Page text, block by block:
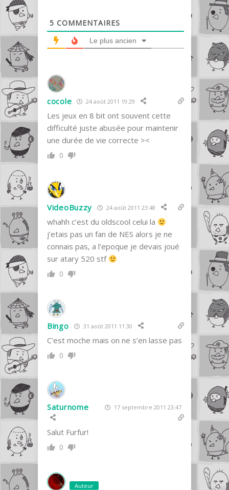
5 COMMENTAIRES
Le plus ancien
cocole 24 août 2011 19:29
Les jeux en 8 bit ont souvent cette
difficulté juste abusée pour maintenir
une durée de vie correcte ><
0
VideoBuzzy 24 août 2011 23:48
whahh c’est du oldscool celui la
j’etais pas un fan de NES alors je ne
connais pas, a l’epoque je devais joué
sur atary 520 stf
0
Bingo 31 août 2011 11:30
C’est moche mais on ne s’en lasse pas
0
Saturnome 17 septembre 2011 23:47
Salut Furfur!
0
Auteur